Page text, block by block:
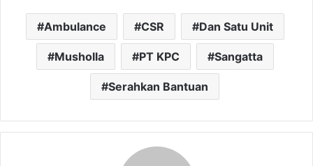
Ambulance CSR Dan Satu Unit
Musholla PT KPC Sangatta
Serahkan Bantuan